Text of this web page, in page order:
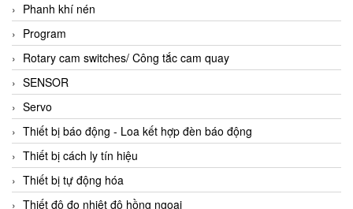
Phanh khí nén
Program
Rotary cam switches/ Công tắc cam quay
SENSOR
Servo
Thiết bị báo động - Loa kết hợp đèn báo động
Thiết bị cách ly tín hiệu
Thiết bị tự động hóa
Thiết độ đo nhiệt độ hồng ngoại